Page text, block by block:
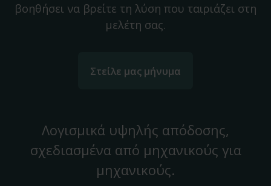
βοηθήσει να βρείτε τη λύση που ταιριάζει στη
μελέτη σας.
Στείλε μας μήνυμα
Λογισμικά υψηλής απόδοσης,
σχεδιασμένα από μηχανικούς για
μηχανικούς.